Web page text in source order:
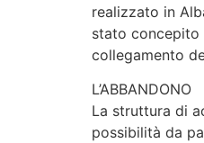
realizzato in
stato concepito
collegamento
L’ABBANDONO
La struttura di
possibilità da